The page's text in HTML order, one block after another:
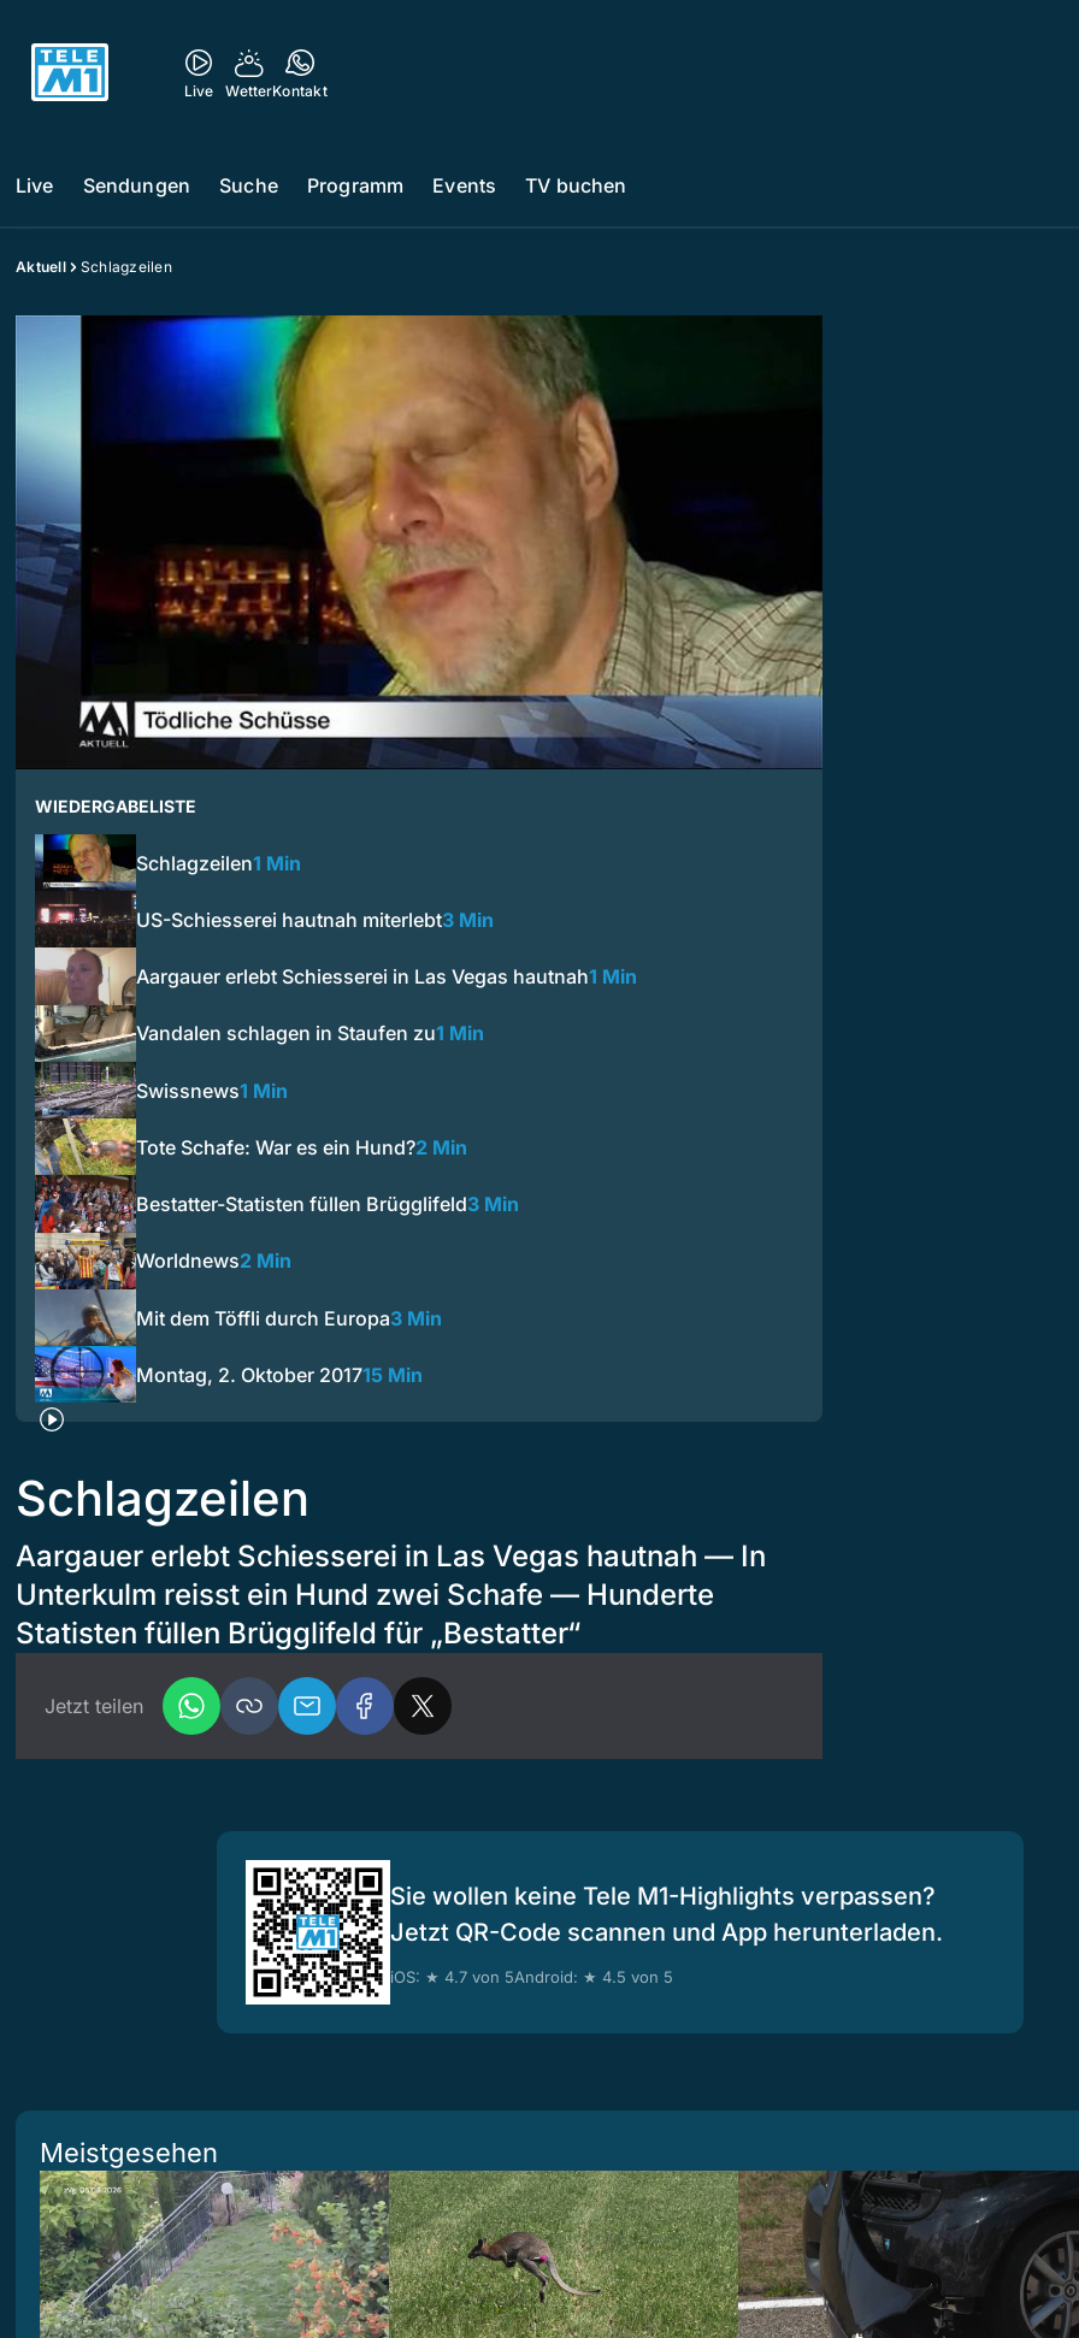
Live WetterKontakt
Live Sendungen Suche Programm Events TV buchen
Aktuell Schlagzeilen
WIEDERGABELISTE
Schlagzeilen1 Min
US-Schiesserei hautnah miterlebt3 Min
Aargauer erlebt Schiesserei in Las Vegas hautnah1 Min
Vandalen schlagen in Staufen zu1 Min
Swissnews1 Min
Tote Schafe: War es ein Hund?2 Min
Bestatter-Statisten füllen Brügglifeld3 Min
Worldnews2 Min
Mit dem Töffli durch Europa3 Min
Montag, 2. Oktober 201715 Min
Schlagzeilen
Aargauer erlebt Schiesserei in Las Vegas hautnah — In
Unterkulm reisst ein Hund zwei Schafe — Hunderte
Statisten füllen Brügglifeld für „Bestatter“
Jetzt teilen
Sie wollen keine Tele M1-Highlights verpassen?
Jetzt QR-Code scannen und App herunterladen.
iOS: ★ 4.7 von 5Android: ★ 4.5 von 5
Meistgesehen